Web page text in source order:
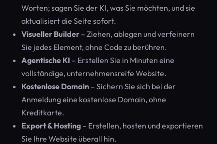
Worten; sagen Sie der KI, was Sie möchten, und sie
aktualisiert die Seite sofort.
Visueller Builder – Ziehen, ablegen und verfeinern
Sie jedes Element, ohne Code zu berühren.
Agentische KI – Erstellen Sie in Minuten eine
vollständige, unternehmensreife Website.
Kostenlose Domain – Sichern Sie sich bei der
Anmeldung eine kostenlose Domain, ohne
Kreditkarte.
Export & Hosting – Erstellen, hosten und exportieren
Sie Ihre Website überall hin.